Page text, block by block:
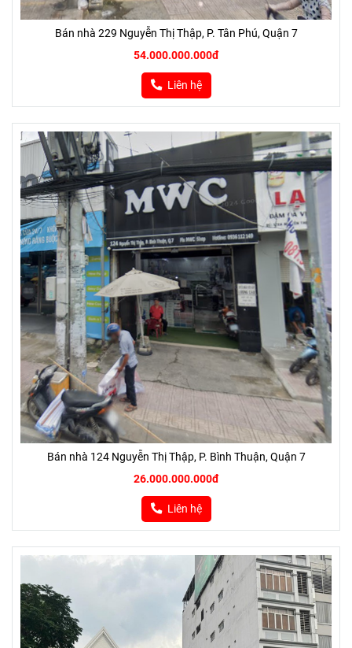
Bán nhà 229 Nguyễn Thị Thập, P. Tân Phú, Quận 7
54.000.000.000đ
Liên hệ
Bán nhà 124 Nguyễn Thị Thập, P. Bình Thuận, Quận 7
26.000.000.000đ
Liên hệ